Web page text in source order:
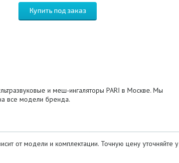
и меш-ингаляторы PARI в Москве. Мы
все модели бренда.
от модели и комплектации. Точную цену уточняйте у